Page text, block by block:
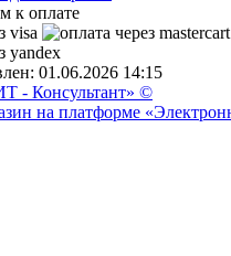
к оплате
01.06.2026 14:15
- Консультант» ©
на платформе